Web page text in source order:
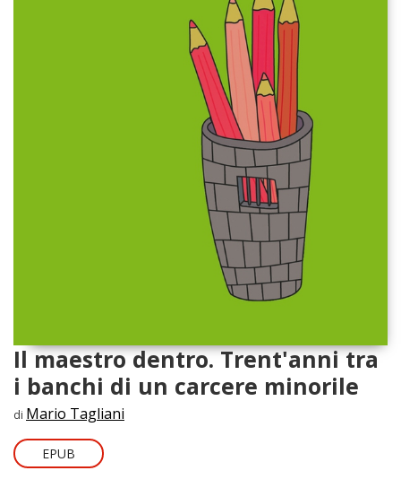
Il maestro dentro. Trent'anni tra
i banchi di un carcere minorile
di Mario Tagliani
EPUB